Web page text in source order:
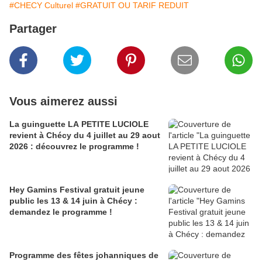
#CHECY Culturel #GRATUIT OU TARIF REDUIT
Partager
Vous aimerez aussi
La guinguette LA PETITE LUCIOLE
revient à Chécy du 4 juillet au 29 aout
2026 : découvrez le programme !
Hey Gamins Festival gratuit jeune
public les 13 & 14 juin à Chécy :
demandez le programme !
Programme des fêtes johanniques de